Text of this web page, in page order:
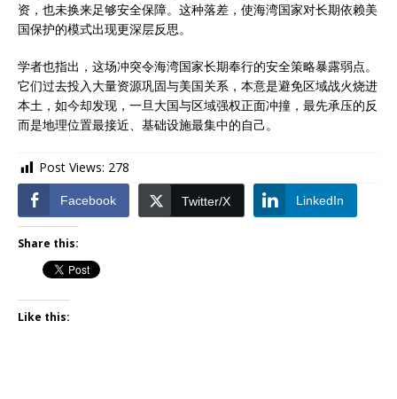
资，也未换来足够安全保障。这种落差，使海湾国家对长期依赖美
国保护的模式出现更深层反思。
学者也指出，这场冲突令海湾国家长期奉行的安全策略暴露弱点。
它们过去投入大量资源巩固与美国关系，本意是避免区域战火烧进
本土，如今却发现，一旦大国与区域强权正面冲撞，最先承压的反
而是地理位置最接近、基础设施最集中的自己。
Post Views: 278
Facebook Twitter/X LinkedIn
Share this:
Like this: